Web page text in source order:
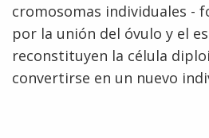
cromosomas individuales -
por la unión del óvulo y el
reconstituyen la célula
convertirse en un nuevo